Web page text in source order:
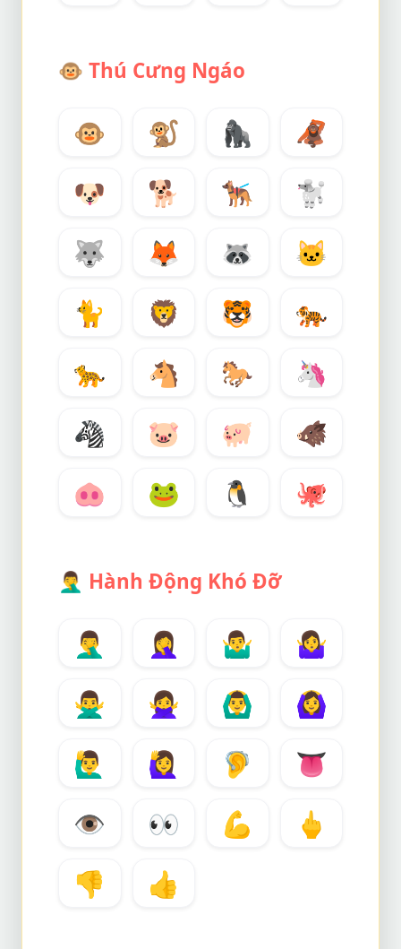
🐵 Thú Cưng Ngáo
🐵 🐒 🦍
🦧
🐶
🐕 🐕‍🦺
🐩
🐺
🦊 🦝
🐱
🐈
🦁 🐯
🐅
🐆
🐴 🐎
🦄
🦓
🐷 🐖
🐗
🐽
🐸 🐧 🐙
🤦‍♂️ Hành Động Khó Đỡ
🤦‍♂️ 🤦‍♀️ 🤷‍♂️
🤷‍♀️
🙅‍♂️
🙅‍♀️ 🙆‍♂️
🙆‍♀️
🙋‍♂️
🙋‍♀️ 🦻
👅
👁️
👀 💪
🖕
👎
👍